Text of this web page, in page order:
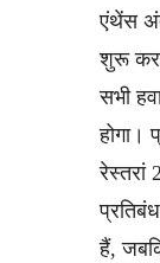
एंथेंस
शुरू
सभी
होगा।
हैं,